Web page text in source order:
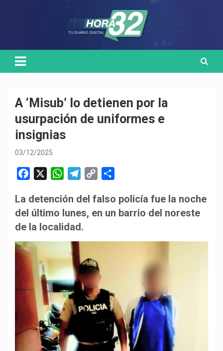
A ‘Misub’ lo detienen por la
usurpación de uniformes e
insignias
03/12/2025
c
e
b
o
k
W
a
t
s
p
e
m
p
y
k
m
p
La detención del falso policía fue la noche
del último lunes, en un barrio del noreste
de la localidad.